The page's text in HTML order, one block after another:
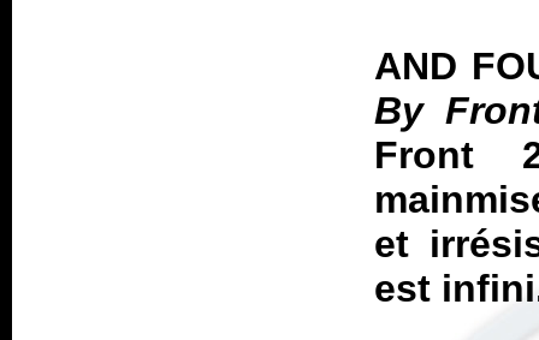
AND
By
Front
et
est